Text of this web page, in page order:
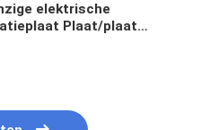
elektrische
Plaat/plaat